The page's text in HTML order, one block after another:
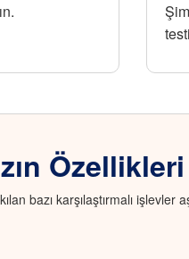
Özellikleri
bazı karşılaştırmalı işlevler